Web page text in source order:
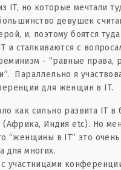
IT, но которые мечтали
девушек
и, поэтому боятся
и сталкиваются с
- “равные права,
Параллельно я
для женщин в IT.
как сильно развита IT в
(Африка, Индия etc). Но
“женщины в IT” это очень
для многих.
участницами